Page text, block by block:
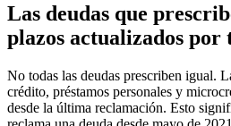
Las deudas que
plazos actualizados por
No todas las deudas prescriben igual.
crédito, préstamos personales y
desde la última reclamación. Esto